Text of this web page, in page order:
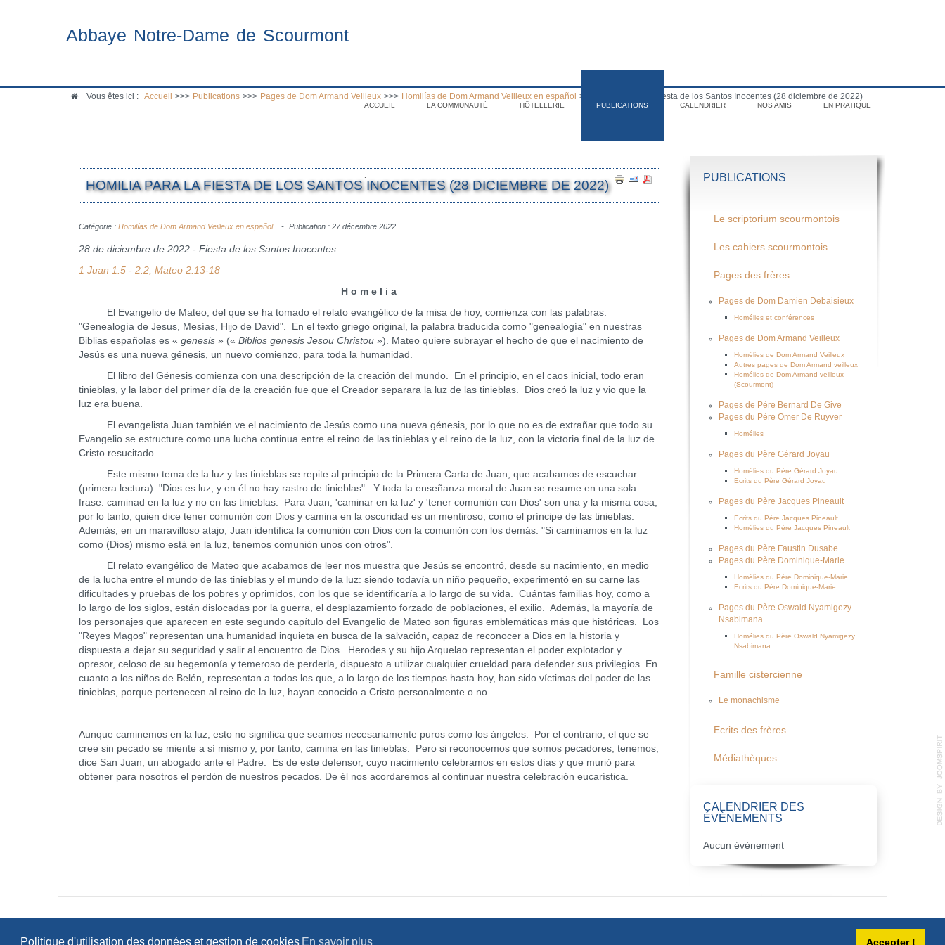
Politique d'utilisation des données et gestion de cookies En savoir plus Accepter !
Abbaye Notre-Dame de Scourmont
ACCUEIL LA COMMUNAUTÉ HÔTELLERIE PUBLICATIONS CALENDRIER NOS AMIS EN PRATIQUE
Vous êtes ici : Accueil >>> Publications >>> Pages de Dom Armand Veilleux >>> Homilías de Dom Armand Veilleux en español >>> Homilia para la fiesta de los Santos Inocentes (28 diciembre de 2022)
HOMILIA PARA LA FIESTA DE LOS SANTOS INOCENTES (28 DICIEMBRE DE 2022)
Catégorie : Homilías de Dom Armand Veilleux en español. Publication : 27 décembre 2022
28 de diciembre de 2022 - Fiesta de los Santos Inocentes
1 Juan 1:5 - 2:2; Mateo 2:13-18
H o m e l i a
El Evangelio de Mateo, del que se ha tomado el relato evangélico de la misa de hoy, comienza con las palabras:
"Genealogía de Jesus, Mesías, Hijo de David". En el texto griego original, la palabra traducida como "genealogía" en nuestras
Biblias españolas es « genesis » (« Biblios genesis Jesou Christou »). Mateo quiere subrayar el hecho de que el nacimiento de
Jesús es una nueva génesis, un nuevo comienzo, para toda la humanidad.
El libro del Génesis comienza con una descripción de la creación del mundo. En el principio, en el caos inicial, todo eran
tinieblas, y la labor del primer día de la creación fue que el Creador separara la luz de las tinieblas. Dios creó la luz y vio que la
luz era buena.
El evangelista Juan también ve el nacimiento de Jesús como una nueva génesis, por lo que no es de extrañar que todo su
Evangelio se estructure como una lucha continua entre el reino de las tinieblas y el reino de la luz, con la victoria final de la luz de
Cristo resucitado.
Este mismo tema de la luz y las tinieblas se repite al principio de la Primera Carta de Juan, que acabamos de escuchar
(primera lectura): "Dios es luz, y en él no hay rastro de tinieblas". Y toda la enseñanza moral de Juan se resume en una sola
frase: caminad en la luz y no en las tinieblas. Para Juan, 'caminar en la luz' y 'tener comunión con Dios' son una y la misma cosa;
por lo tanto, quien dice tener comunión con Dios y camina en la oscuridad es un mentiroso, como el príncipe de las tinieblas.
Además, en un maravilloso atajo, Juan identifica la comunión con Dios con la comunión con los demás: "Si caminamos en la luz
como (Dios) mismo está en la luz, tenemos comunión unos con otros".
El relato evangélico de Mateo que acabamos de leer nos muestra que Jesús se encontró, desde su nacimiento, en medio
de la lucha entre el mundo de las tinieblas y el mundo de la luz: siendo todavía un niño pequeño, experimentó en su carne las
dificultades y pruebas de los pobres y oprimidos, con los que se identificaría a lo largo de su vida. Cuántas familias hoy, como a
lo largo de los siglos, están dislocadas por la guerra, el desplazamiento forzado de poblaciones, el exilio. Además, la mayoría de
los personajes que aparecen en este segundo capítulo del Evangelio de Mateo son figuras emblemáticas más que históricas. Los
"Reyes Magos" representan una humanidad inquieta en busca de la salvación, capaz de reconocer a Dios en la historia y
dispuesta a dejar su seguridad y salir al encuentro de Dios. Herodes y su hijo Arquelao representan el poder explotador y
opresor, celoso de su hegemonía y temeroso de perderla, dispuesto a utilizar cualquier crueldad para defender sus privilegios. En
cuanto a los niños de Belén, representan a todos los que, a lo largo de los tiempos hasta hoy, han sido víctimas del poder de las
tinieblas, porque pertenecen al reino de la luz, hayan conocido a Cristo personalmente o no.
Aunque caminemos en la luz, esto no significa que seamos necesariamente puros como los ángeles. Por el contrario, el que se
cree sin pecado se miente a sí mismo y, por tanto, camina en las tinieblas. Pero si reconocemos que somos pecadores, tenemos,
dice San Juan, un abogado ante el Padre. Es de este defensor, cuyo nacimiento celebramos en estos días y que murió para
obtener para nosotros el perdón de nuestros pecados. De él nos acordaremos al continuar nuestra celebración eucarística.
PUBLICATIONS
Le scriptorium scourmontois
Les cahiers scourmontois
Pages des frères
Pages de Dom Damien Debaisieux
Homélies et conférences
Pages de Dom Armand Veilleux
Homélies de Dom Armand Veilleux
Autres pages de Dom Armand veilleux
Homélies de Dom Armand veilleux
(Scourmont)
Pages de Père Bernard De Give
Pages du Père Omer De Ruyver
Homélies
Pages du Père Gérard Joyau
Homélies du Père Gérard Joyau
Ecrits du Père Gérard Joyau
Pages du Père Jacques Pineault
Ecrits du Père Jacques Pineault
Homélies du Père Jacques Pineault
Pages du Père Faustin Dusabe
Pages du Père Dominique-Marie
Homélies du Père Dominique-Marie
Ecrits du Père Dominique-Marie
Pages du Père Oswald Nyamigezy
Nsabimana
Homélies du Père Oswald Nyamigezy
Nsabimana
Famille cistercienne
Le monachisme
Ecrits des frères
Médiathèques
CALENDRIER DES
ÉVÈNEMENTS
Aucun évènement